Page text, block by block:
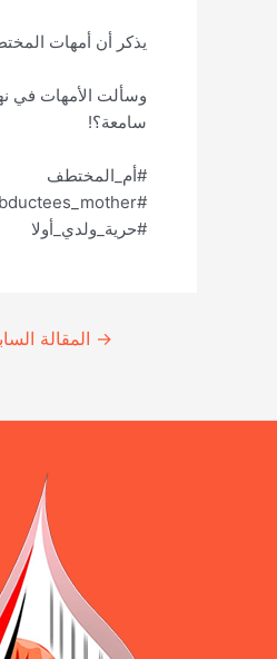
يذكر أن أمهات
وسألت الأمهات في
سامعة؟!
#أم_المختطف
#abductees_mother
#حرية_ولدي_أولا
Continue
→ المقالة